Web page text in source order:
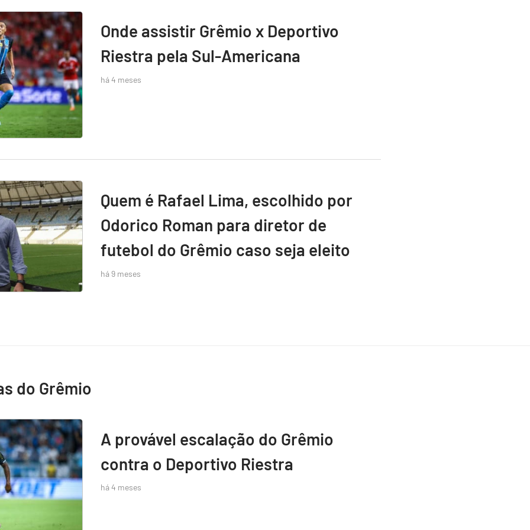
Onde assistir Grêmio x Deportivo
Riestra pela Sul-Americana
há 4 meses
Quem é Rafael Lima, escolhido por
Odorico Roman para diretor de
futebol do Grêmio caso seja eleito
há 9 meses
do Grêmio
A provável escalação do Grêmio
contra o Deportivo Riestra
há 4 meses